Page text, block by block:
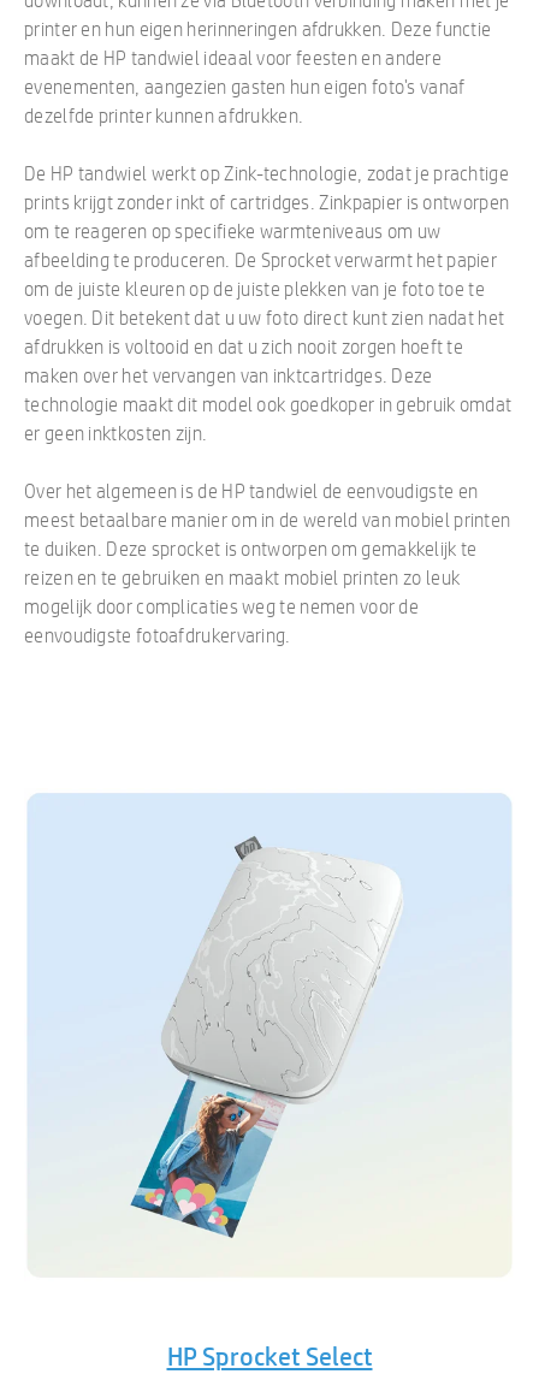
printer en hun eigen herinneringen afdrukken. Deze functie
maakt de HP tandwiel ideaal voor feesten en andere
evenementen, aangezien gasten hun eigen foto's vanaf
dezelfde printer kunnen afdrukken.
De HP tandwiel werkt op Zink-technologie, zodat je prachtige
prints krijgt zonder inkt of cartridges. Zinkpapier is ontworpen
om te reageren op specifieke warmteniveaus om uw
afbeelding te produceren. De Sprocket verwarmt het papier
om de juiste kleuren op de juiste plekken van je foto toe te
voegen. Dit betekent dat u uw foto direct kunt zien nadat het
afdrukken is voltooid en dat u zich nooit zorgen hoeft te
maken over het vervangen van inktcartridges. Deze
technologie maakt dit model ook goedkoper in gebruik omdat
er geen inktkosten zijn.
Over het algemeen is de HP tandwiel de eenvoudigste en
meest betaalbare manier om in de wereld van mobiel printen
te duiken. Deze sprocket is ontworpen om gemakkelijk te
reizen en te gebruiken en maakt mobiel printen zo leuk
mogelijk door complicaties weg te nemen voor de
eenvoudigste fotoafdrukervaring.
HP Sprocket Select